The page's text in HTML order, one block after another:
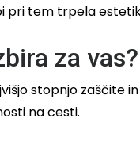
pri tem trpela
za vas?
stopnjo zaščite
na cesti.